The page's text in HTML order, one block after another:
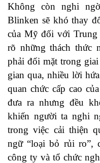
Không còn nghi
Blinken sẽ khó thay
của Mỹ đối với Trung
rõ những thách thức
phải đối mặt trong
gian qua, nhiều lời
quan chức cấp cao
đưa ra nhưng đều
khiến người ta nghi
trong việc cải thiện
ngữ “loại bỏ rủi ro”,
công ty và tổ chức